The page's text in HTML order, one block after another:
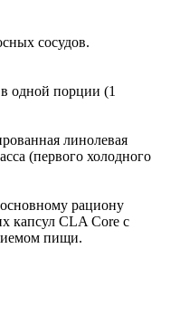
сосудов.
одной порции (1
линолевая
(первого холодного
рациону
капсул CLA Core c
пищи.